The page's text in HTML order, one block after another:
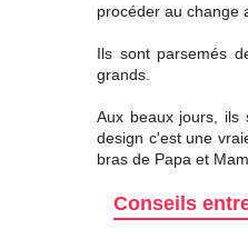
procéder au change
Ils sont parsemés
grands.
Aux beaux jours, ils
design c'est une
bras de Papa et
Conseils